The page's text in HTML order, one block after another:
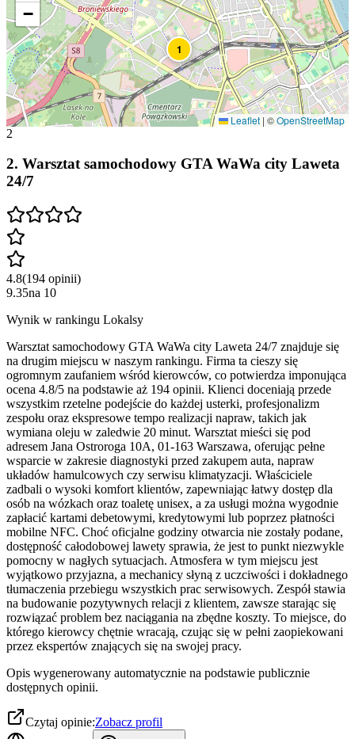
1
−
Leaflet | ©OpenStreetMap
2
2. Warsztat samochodowy GTA WaWa city Laweta
24/7
4.8(194 opinii)
9.35na 10
Wynik w rankingu Lokalsy
Warsztat samochodowy GTA WaWa city Laweta 24/7 znajduje się
na drugim miejscu w naszym rankingu. Firma ta cieszy się
ogromnym zaufaniem wśród kierowców, co potwierdza imponująca
ocena 4.8/5 na podstawie aż 194 opinii. Klienci doceniają przede
wszystkim rzetelne podejście do każdej usterki, profesjonalizm
zespołu oraz ekspresowe tempo realizacji napraw, takich jak
wymiana oleju w zaledwie 20 minut. Warsztat mieści się pod
adresem Jana Ostroroga 10A, 01-163 Warszawa, oferując pełne
wsparcie w zakresie diagnostyki przed zakupem auta, napraw
układów hamulcowych czy serwisu klimatyzacji. Właściciele
zadbali o wysoki komfort klientów, zapewniając łatwy dostęp dla
osób na wózkach oraz toaletę unisex, a za usługi można wygodnie
zapłacić kartami debetowymi, kredytowymi lub poprzez płatności
mobilne NFC. Choć oficjalne godziny otwarcia nie zostały podane,
dostępność całodobowej lawety sprawia, że jest to punkt niezwykle
pomocny w nagłych sytuacjach. Atmosfera w tym miejscu jest
wyjątkowo przyjazna, a mechanicy słyną z uczciwości i dokładnego
tłumaczenia przebiegu wszystkich prac serwisowych. Zespół stawia
na budowanie pozytywnych relacji z klientem, zawsze starając się
rozwiązać problem bez naciągania na zbędne koszty. To miejsce, do
którego kierowcy chętnie wracają, czując się w pełni zaopiekowani
przez ekspertów znających się na swojej pracy.
Opis wygenerowany automatycznie na podstawie publicznie
dostępnych opinii.
Czytaj opinie:Zobacz profil